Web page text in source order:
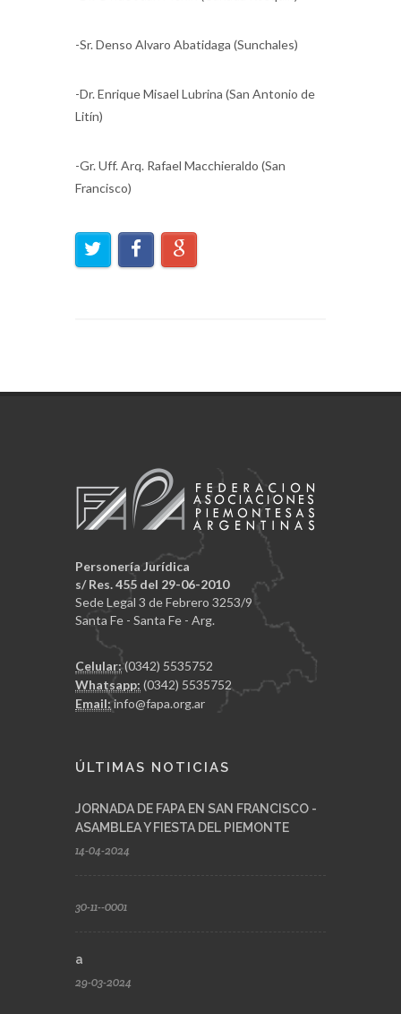
-Sr. Denso Alvaro Abatidaga (Sunchales)
-Dr. Enrique Misael Lubrina (San Antonio de
Litín)
-Gr. Uff. Arq. Rafael Macchieraldo (San
Francisco)
Personería Jurídica
s/ Res. 455 del 29-06-2010
Sede Legal 3 de Febrero 3253/9
Santa Fe - Santa Fe - Arg.
Celular:(0342) 5535752
Whatsapp: (0342) 5535752
Email:info@fapa.org.ar
ÚLTIMAS NOTICIAS
JORNADA DE FAPA EN SAN FRANCISCO -
ASAMBLEA Y FIESTA DEL PIEMONTE
14-04-2024
30-11--0001
a
29-03-2024